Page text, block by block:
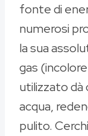
fonte di
numerosi
la sua
gas
utilizzato
acqua,
pulito.